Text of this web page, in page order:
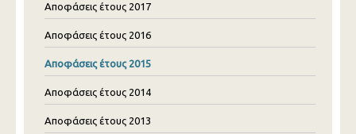
Αποφάσεις έτους 2017
Αποφάσεις έτους 2016
Αποφάσεις έτους 2015
Αποφάσεις έτους 2014
Αποφάσεις έτους 2013